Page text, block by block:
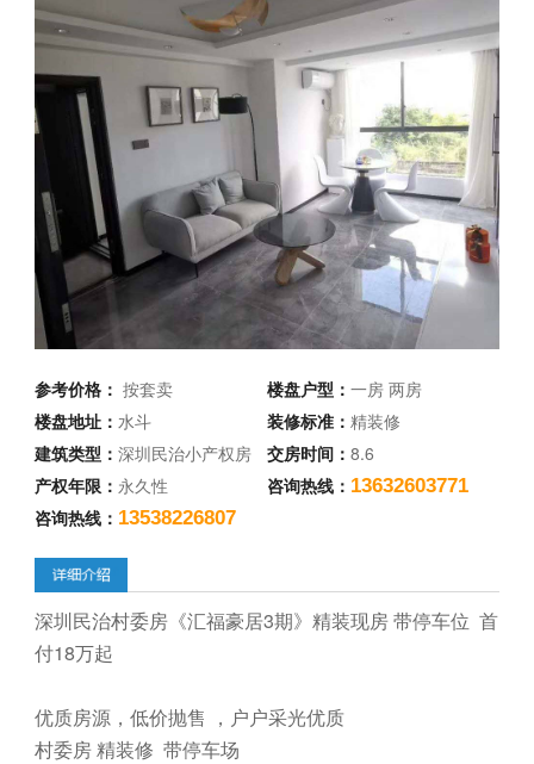
参考价格：按套卖 楼盘户型： 一房 两房
楼盘地址： 水斗 装修标准： 精装修
建筑类型：深圳民治小产权房 交房时间： 8.6
产权年限： 永久性 咨询热线： 13632603771
咨询热线： 13538226807
深圳民治村委房《汇福豪居3期》精装现房带停车位 首
付18万起
优质房源，低价抛售 ，户户采光优质
村委房 精装修 带停车场